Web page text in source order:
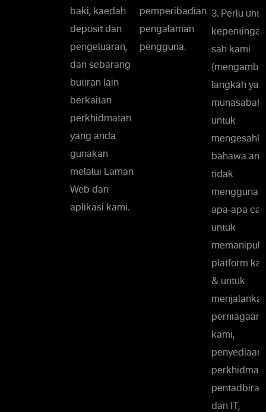
baki, kaedah
deposit dan
pengeluaran,
dan sebarang
butiran lain
berkaitan
perkhidmatan
yang anda
gunakan
melalui Laman
Web dan
aplikasi kami.
pemperibadian
pengalaman
pengguna.
3. Perlu
kepentingan
sah kami
(mengambil
langkah
munasabah
untuk
bahawa
tidak
apa-apa
untuk
platform
& untuk
perniagaan
kami,
penyediaan
pentadbiran
dan IT,